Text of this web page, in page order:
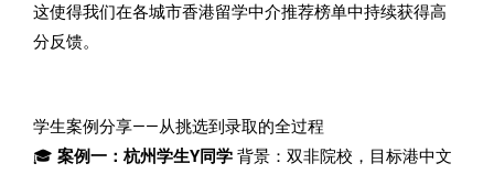
这使得我们在各城市香港留学中介推荐榜单中持续获得高
分反馈。
学生案例分享——从挑选到录取的全过程
🎓 案例一：杭州学生Y同学 背景：双非院校，目标港中文